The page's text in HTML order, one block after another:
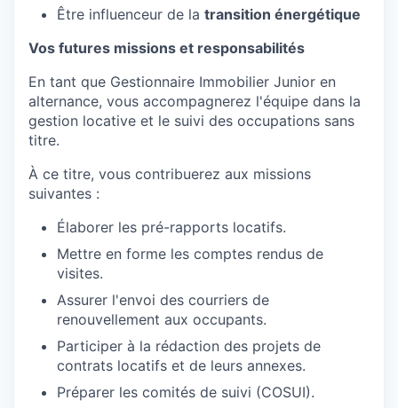
Être influenceur de la transition énergétique
Vos futures missions et responsabilités
En tant que Gestionnaire Immobilier Junior en
alternance, vous accompagnerez l'équipe dans la
gestion locative et le suivi des occupations sans
titre.
À ce titre, vous contribuerez aux missions
suivantes :
Élaborer les pré-rapports locatifs.
Mettre en forme les comptes rendus de
visites.
Assurer l'envoi des courriers de
renouvellement aux occupants.
Participer à la rédaction des projets de
contrats locatifs et de leurs annexes.
Préparer les comités de suivi (COSUI).